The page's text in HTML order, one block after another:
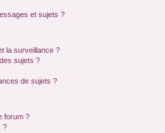
et sujets ?
la surveillance ?
sujets ?
de sujets ?
forum ?
?